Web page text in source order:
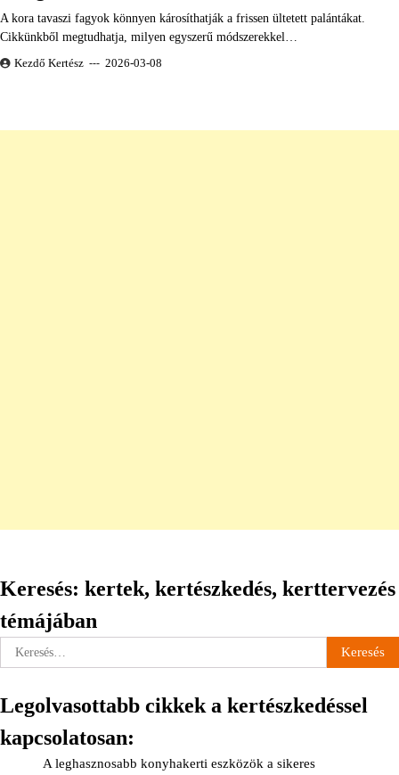
A kora tavaszi fagyok könnyen károsíthatják a frissen ültetett palántákat.
Cikkünkből megtudhatja, milyen egyszerű módszerekkel…
Kezdő Kertész 2026-03-08
Keresés: kertek, kertészkedés, kerttervezés
témájában
Keresés:
Legolvasottabb cikkek a kertészkedéssel
kapcsolatosan:
A leghasznosabb konyhakerti eszközök a sikeres